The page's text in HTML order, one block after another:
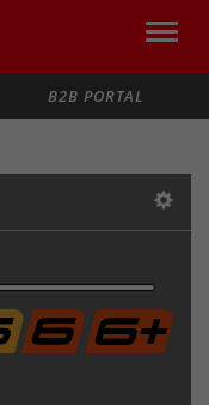
Toggle
B2B PORTAL